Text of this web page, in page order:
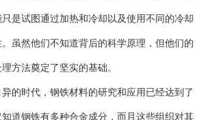
是试图通过加热和冷却以及使用不同的冷却
虽然他们不知道背后的科学原理，但他们的
方法奠定了坚实的基础。
的时代，钢铁材料的研究和应用已经达到了
道钢铁有多种合金成分，而且这些组织对其